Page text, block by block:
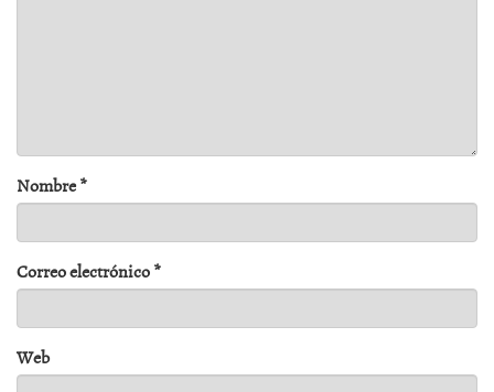
Nombre*
Correo electrónico*
Web